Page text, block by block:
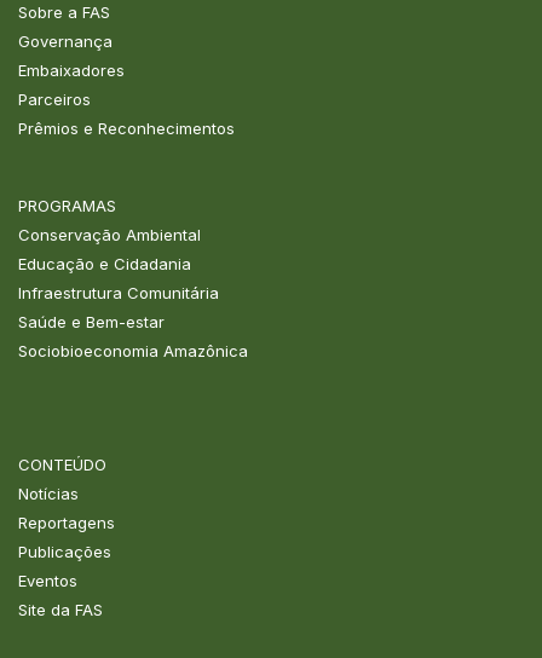
Sobre a FAS
Governança
Embaixadores
Parceiros
Prêmios e Reconhecimentos
PROGRAMAS
Conservação Ambiental
Educação e Cidadania
Infraestrutura Comunitária
Saúde e Bem-estar
Sociobioeconomia Amazônica
CONTEÚDO
Notícias
Reportagens
Publicações
Eventos
Site da FAS